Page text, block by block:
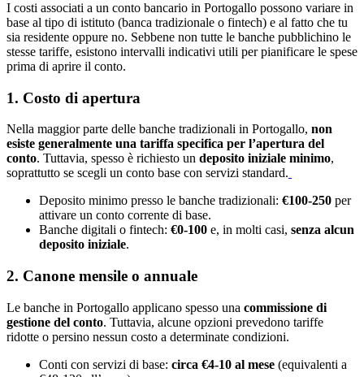
I costi associati a un conto bancario in Portogallo possono variare in
base al tipo di istituto (banca tradizionale o fintech) e al fatto che tu
sia residente oppure no. Sebbene non tutte le banche pubblichino le
stesse tariffe, esistono intervalli indicativi utili per pianificare le spese
prima di aprire il conto.
1. Costo di apertura
Nella maggior parte delle banche tradizionali in Portogallo, non
esiste generalmente una tariffa specifica per l’apertura del
conto. Tuttavia, spesso è richiesto un deposito iniziale minimo,
soprattutto se scegli un conto base con servizi standard.
Deposito minimo presso le banche tradizionali: €100-250 per
attivare un conto corrente di base.
Banche digitali o fintech: €0-100 e, in molti casi, senza alcun
deposito iniziale.
2. Canone mensile o annuale
Le banche in Portogallo applicano spesso una commissione di
gestione del conto. Tuttavia, alcune opzioni prevedono tariffe
ridotte o persino nessun costo a determinate condizioni.
Conti con servizi di base: circa €4-10 al mese (equivalenti a